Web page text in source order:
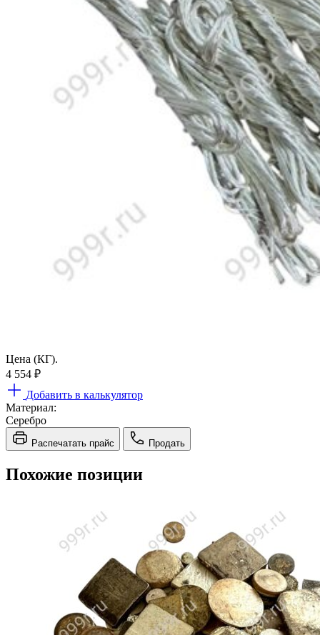
Цена (КГ).
4 554 ₽
Добавить в калькулятор
Материал:
Серебро
Распечатать прайс Продать
Похожие позиции